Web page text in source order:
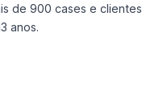
de 900 cases e clientes
anos.